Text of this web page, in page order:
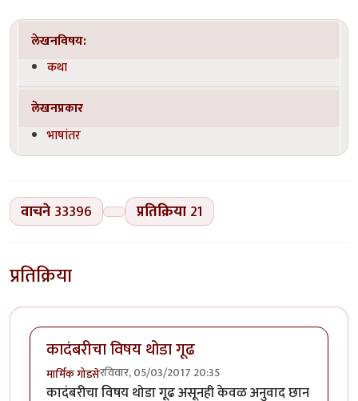
लेखनविषय:
कथा
लेखनप्रकार
भाषांतर
वाचने 33396 प्रतिक्रिया 21
प्रतिक्रिया
कादंबरीचा विषय थोडा गूढ
मार्मिक गोडसेरविवार, 05/03/2017 20:35
कादंबरीचा विषय थोडा गूढ असूनही केवळ अनुवाद छान